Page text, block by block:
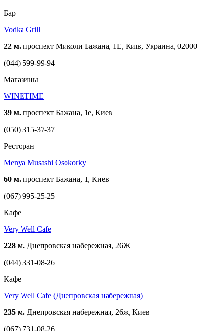
Бар
Vodka Grill
22 м. проспект Миколи Бажана, 1Е, Київ, Украина, 02000
(044) 599-99-94
Магазины
WINETIME
39 м. проспект Бажана, 1е, Киев
(050) 315-37-37
Ресторан
Menya Musashi Osokorky
60 м. проспект Бажана, 1, Киев
(067) 995-25-25
Кафе
Very Well Cafe
228 м. Днепровская набережная, 26Ж
(044) 331-08-26
Кафе
Very Well Cafe (Днепровская набережная)
235 м. Днепровская набережная, 26ж, Киев
(067) 731-08-26